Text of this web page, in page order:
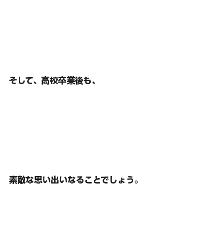
そして、高校卒業後も、
素敵な思い出いなることでしょう。